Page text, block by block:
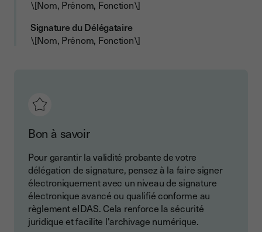
\[Nom, Prénom, Fonction\]
Signature du Délégataire
\[Nom, Prénom, Fonction\]
Bon à savoir
Pour garantir la validité probante de votre
délégation de signature, pensez à la faire signer
électroniquement avec un niveau de signature
électronique avancé ou qualifié conforme au
règlement eIDAS. Cela renforce la sécurité
juridique et facilite l'archivage numérique.